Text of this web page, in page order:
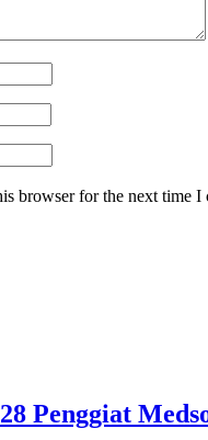
browser for the next time I
Penggiat